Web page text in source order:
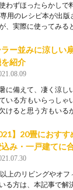
わずほったらかしで
用のレシピ本が出
、実際に使ってみ
ー並みに涼しい
紹介
暑に備えて、凄く涼
いる方もいらっしゃ
けると思う方もいる
】20畳におす
み・一戸建てに
上のリビングやオフ
る方は、本記事で解